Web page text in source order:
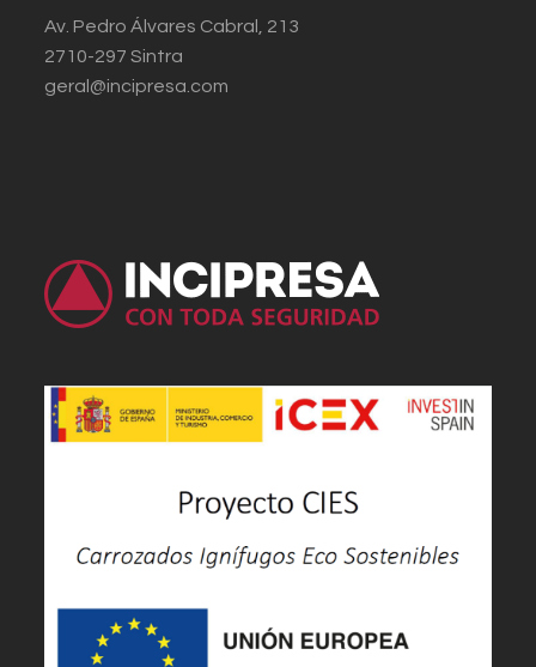
Av. Pedro Álvares Cabral, 213
2710-297 Sintra
geral@incipresa.com